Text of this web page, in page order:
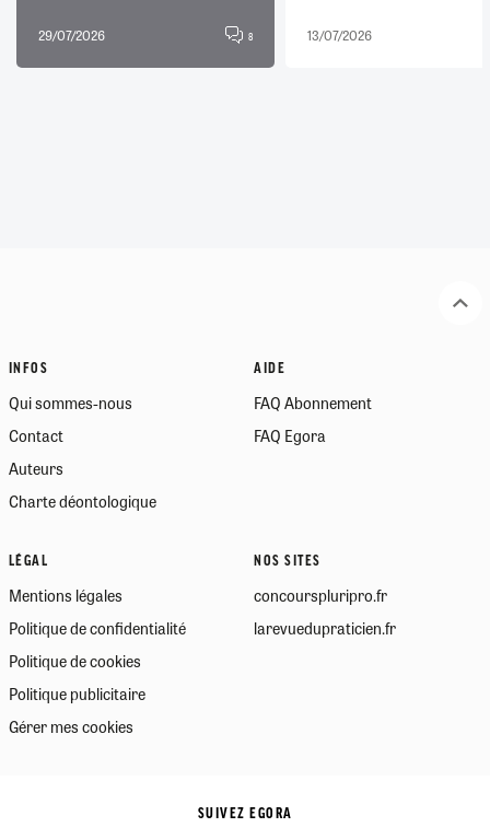
29/07/2026 8 13/07/2026
INFOS
Qui sommes-nous
Contact
Auteurs
Charte déontologique
AIDE
FAQ Abonnement
FAQ Egora
LÉGAL
Mentions légales
Politique de confidentialité
Politique de cookies
Politique publicitaire
Gérer mes cookies
NOS SITES
concourspluripro.fr
larevuedupraticien.fr
SUIVEZ EGORA